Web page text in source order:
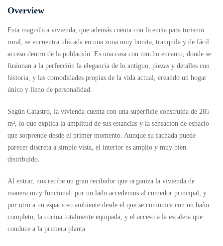
Overview
Esta magnífica vivienda, que además cuenta con licencia para turismo
rural, se encuentra ubicada en una zona muy bonita, tranquila y de fácil
acceso dentro de la población. Es una casa con mucho encanto, donde se
fusionan a la perfección la elegancia de lo antiguo, piezas y detalles con
historia, y las comodidades propias de la vida actual, creando un hogar
único y lleno de personalidad.
Según Catastro, la vivienda cuenta con una superficie construida de 285
m², lo que explica la amplitud de sus estancias y la sensación de espacio
que sorprende desde el primer momento. Aunque su fachada puede
parecer discreta a simple vista, el interior es amplio y muy bien
distribuido.
Al entrar, nos recibe un gran recibidor que organiza la vivienda de
manera muy funcional: por un lado accedemos al comedor principal, y
por otro a un espacioso ambiente desde el que se comunica con un baño
completo, la cocina totalmente equipada, y el acceso a la escalera que
conduce a la primera planta